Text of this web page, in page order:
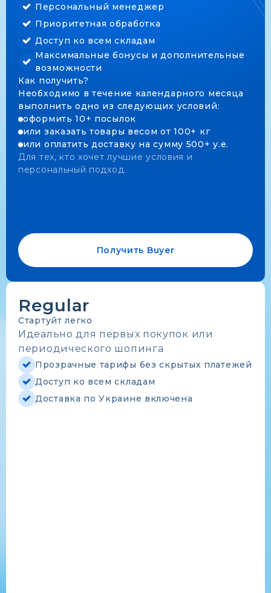
Regular
Стартуйт легко
Идеально для первых покупок или
периодического шопинга
Прозрачные тарифы без скрытых платежей
Доступ ко всем складам
Доставка по Украине включена
Персональный менеджер
Приоритетная обработка
Доступ ко всем складам
Максимальные бонусы и дополнительные
возможности
Как получить?
Необходимо в течение календарного месяца
выполнить одно из следующих условий:
оформить 10+ посылок
или заказать товары весом от 100+ кг
или оплатить доставку на сумму 500+ у.е.
Для тех, кто хочет лучшие условия и
персональный подход
Получить Buyer